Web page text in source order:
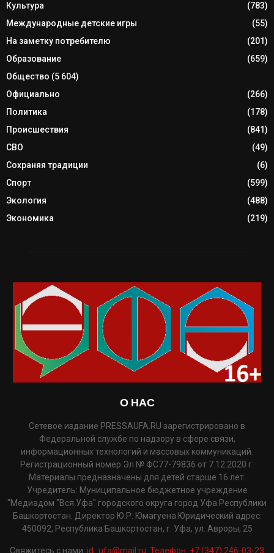
Культура
(783)
Международные детские игры
(55)
На заметку потребителю
(201)
Образование
(659)
Общество (5 604)
Официально
(266)
Политика
(178)
Происшествия
(841)
СВО
(49)
Сохраняя традиции
(6)
Спорт
(599)
Экология
(488)
Экономика
(219)
О НАС
Сетевое издание PRESSAUFA.RU зарегистрировано в
Федеральной службе по надзору в сфере связи,
информационных технологий и массовых коммуникаций.
Регистрационный номер Эл № ФС77-79836 от 7.12.2020 г.
Материалы предназначены для детей старше 16 лет.
Учредитель: Муниципальное бюджетное учреждение
"Медиадом "Вся Уфа" городского округа город Уфа Республики
Башкортостан. Директор Ю.Р. Юмагуена Юридический адрес:
450092, Республика Башкортостан, г. Уфа, ул. Авроры, 25
Свяжитесь с нами: id_ufa@mail.ru. Телефон: +7 (347) 246-03-23